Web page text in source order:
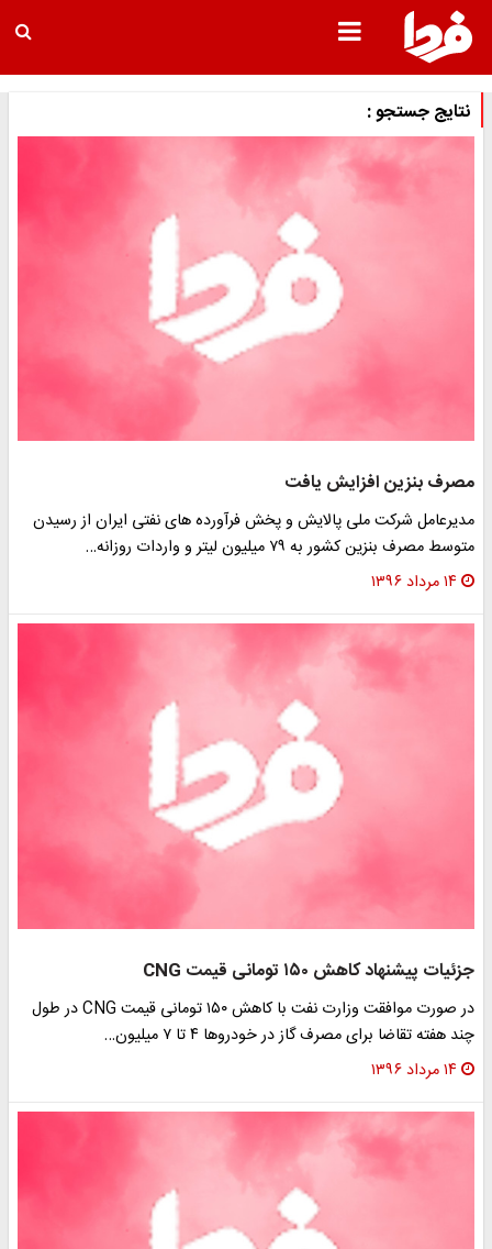
نتایج جستجو :
مصرف بنزین افزایش یافت
مدیرعامل شرکت ملی پالایش و پخش فرآورده های نفتی ایران از رسیدن
متوسط مصرف بنزین کشور به ۷۹ میلیون لیتر و واردات روزانه…
۱۴ مرداد ۱۳۹۶
جزئیات پیشنهاد کاهش ۱۵۰ تومانی قیمت CNG
در صورت موافقت وزارت نفت با کاهش ۱۵۰ تومانی قیمت CNG در طول
چند هفته تقاضا برای مصرف گاز در خودروها ۴ تا ۷ میلیون…
۱۴ مرداد ۱۳۹۶